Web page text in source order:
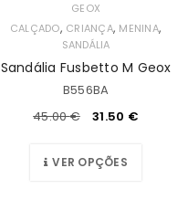
GEOX
CALÇADO, CRIANÇA, MENINA,
SANDÁLIA
Sandália Fusbetto M Geox
B556BA
45.00€ 31.50 €
VER OPÇÕES